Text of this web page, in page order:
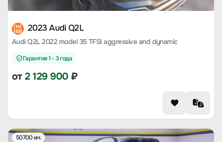
CHE
168 2023 Audi Q2L
Audi Q2L 2022 model 35 TFSI aggressive and dynamic
Гарантия 1 - 3 года
от2 129 900₽
50700 км.